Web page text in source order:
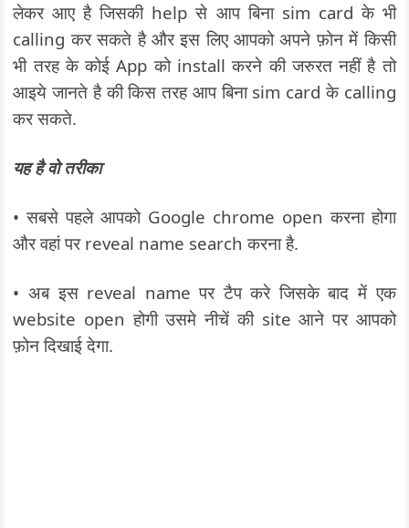
लेकर आए है जिसकी help से आप बिना sim card के भी
calling कर सकते है और इस लिए आपको अपने फ़ोन में किसी
भी तरह के कोई App को install करने की जरुरत नहीं है तो
आइये जानते है की किस तरह आप बिना sim card के calling
कर सकते.
यहहै वो तरीका
• सबसे पहले आपको Google chrome open करना होगा
और वहां पर reveal name search करना है.
• अब इस reveal name पर टैप करे जिसके बाद में एक
website open होगी उसमे नीचें की site आने पर आपको
फ़ोन दिखाई देगा.